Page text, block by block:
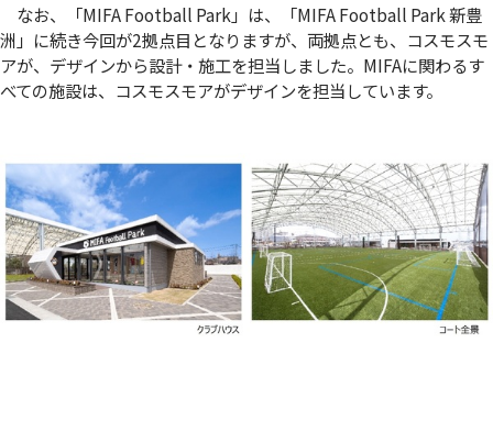
なお、「MIFA Football Park」は、「MIFA Football Park 新豊
洲」に続き今回が2拠点目となりますが、両拠点とも、コスモスモ
アが、デザインから設計・施工を担当しました。MIFAに関わるす
べての施設は、コスモスモアがデザインを担当しています。